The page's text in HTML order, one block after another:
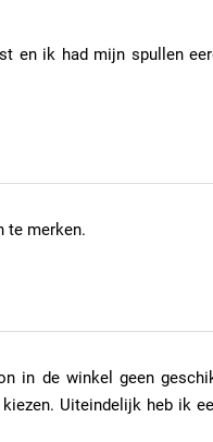
en ik had mijn spullen
te merken.
in de winkel geen
Uiteindelijk heb ik